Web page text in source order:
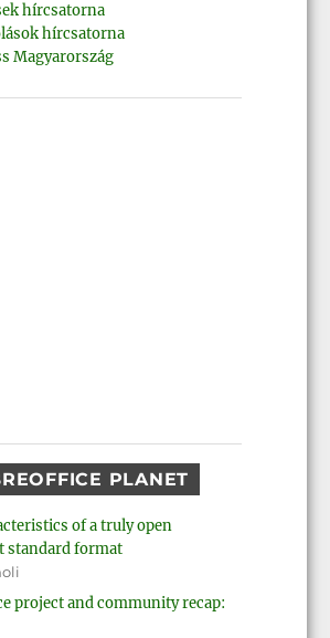
hírcsatorna
hírcsatorna
Magyarország
PLANET
of a truly open
standard format
project and community recap: